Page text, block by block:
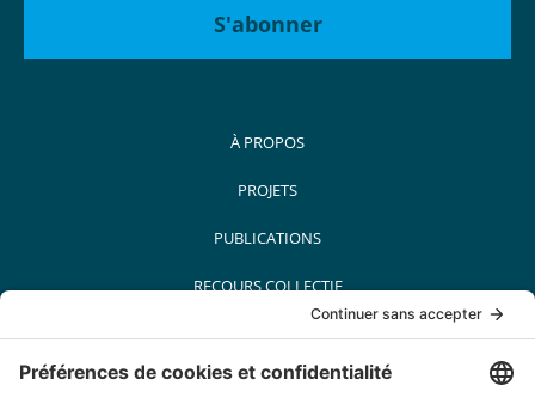
À PROPOS
PROJETS
PUBLICATIONS
RECOURS COLLECTIF
MÉDIAS
PARTENAIRES